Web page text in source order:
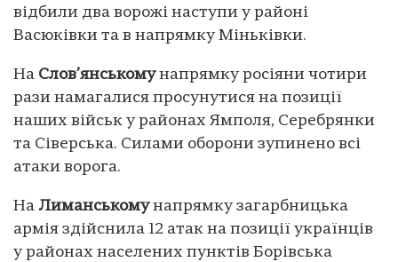
відбили два ворожі наступи у районі
Васюківки та в напрямку Міньківки.
На Слов’янськомунапрямку росіяни чотири
рази намагалися просунутися на позиції
наших військ у районах Ямполя, Серебрянки
та Сіверська. Силами оборони зупинено всі
атаки ворога.
На Лиманськомунапрямку загарбницька
армія здійснила 12 атак на позиції українців
у районах населених пунктів Борівська